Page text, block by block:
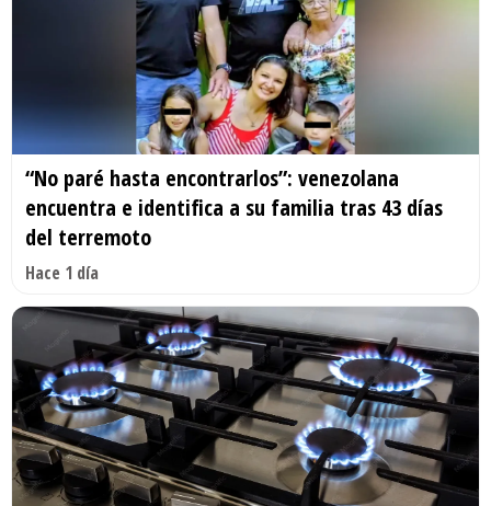
“No paré hasta encontrarlos”: venezolana
encuentra e identifica a su familia tras 43 días
del terremoto
Hace 1 día